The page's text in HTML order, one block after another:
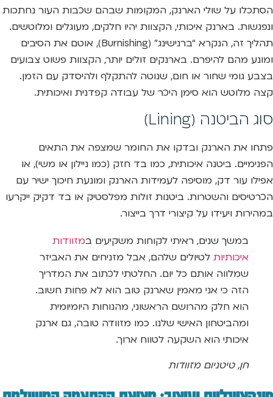
הסתכלו על שולי הארנק, המקומות שבהם שכבות העור נחתכות
ונפגשות. בארנק איכותי, הקצוות יהיו חלקים, מעוגלים ומלוטשים.
תהליך זה, הנקרא “ברנישינג” (Burnishing), אוטם את הסיבים
ומונע מהם להיפרם. בארנקים זולים יותר, הקצוות פשוט צבועים
בצבע גומי שחור או חום, שנוטה להתקלף ולהיסדק עם הזמן.
קצה מלוטש הוא סימן היכר של עבודה קפדנית ואיכותית.
סוג הביטנה (Lining)
פתחו את הארנק ובדקו את החומר שמצפה את התאים
הפנימיים. ביטנה איכותית, כמו בד חזק (כמו ניילון או משי), או
אפילו עור דק, מוסיפה לעמידות הארנק ומונעת חיכוך ישיר עם
הכרטיסים והשטרות. ביטנות זולות מפלסטיק או בד דקיק ייקרעו
במהירות ויעידו על קיצורי דרך בייצור.
במשך שנים, ראיתי לקוחות משקיעים במזוודות
איכותיות לטיולים שלהם, אבל מזניחים את האביזר
שמלווה אותם כל יום. החלטתי לכתוב את המדריך
הזה כי אני מאמין שארנק טוב הוא לא פחות חשוב.
הוא חלק מהרושם הראשוני, מהנוחות היומיומית
ומהביטחון האישי שלנו. כמו מזוודה טובה, גם ארנק
איכותי הוא השקעה לטווח ארוך.
חן, טיטניום מזוודות